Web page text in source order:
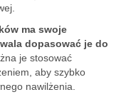
ma swoje
dopasować je do
je stosować
aby szybko
nawilżenia.